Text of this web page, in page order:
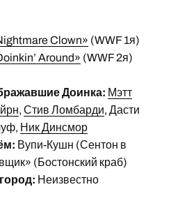
Clown» (WWF 1я)
Around» (WWF 2я)
Доинка: Мэтт
, Стив Ломбарди, Дасти
Ник Динсмор
Вупи-Кушн (Сентон в
(Бостонский краб)
Неизвестно